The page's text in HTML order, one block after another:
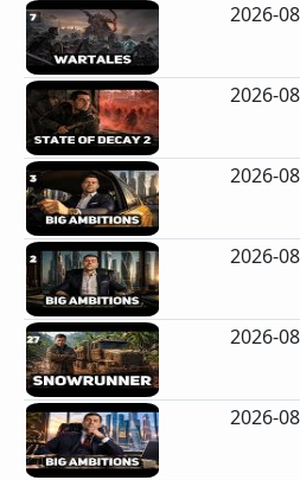
2026-
2026-
2026-
2026-
2026-
2026-